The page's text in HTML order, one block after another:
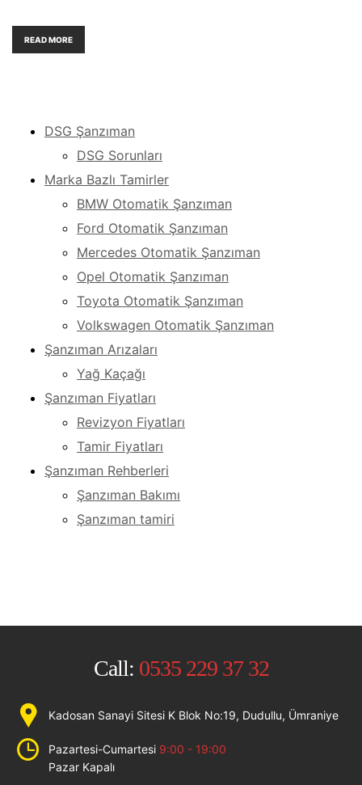
READ MORE
DSG Şanzıman
DSG Sorunları
Marka Bazlı Tamirler
BMW Otomatik Şanzıman
Ford Otomatik Şanzıman
Mercedes Otomatik Şanzıman
Opel Otomatik Şanzıman
Toyota Otomatik Şanzıman
Volkswagen Otomatik Şanzıman
Şanzıman Arızaları
Yağ Kaçağı
Şanzıman Fiyatları
Revizyon Fiyatları
Tamir Fiyatları
Şanzıman Rehberleri
Şanzıman Bakımı
Şanzıman tamiri
Call: 0535 229 37 32
Kadosan Sanayi Sitesi K Blok No:19, Dudullu, Ümraniye
Pazartesi-Cumartesi 9:00 - 19:00
Pazar Kapalı